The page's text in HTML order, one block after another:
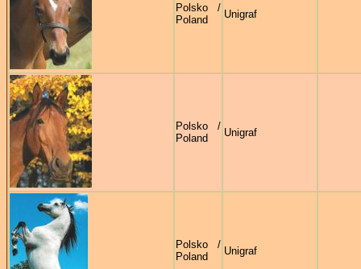
Polsko /
Poland
Unigraf
Polsko /
Poland
Unigraf
Polsko /
Poland
Unigraf